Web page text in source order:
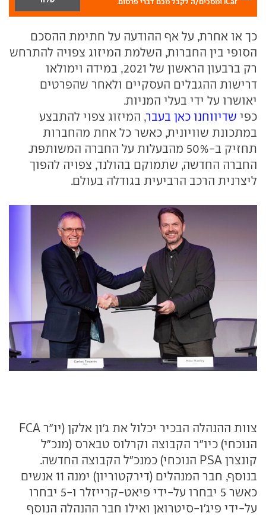
כך או אחרת, על אף ההודעה על חתימת ההסכם
הסופי בין החברות, השלמת המיזוג צפויה להתרחש
רק ברבעון הראשון של 2021, במידה וימולאו
דרישות ההגבלים העסקיים ולאחר שהפרטים
יאושרו על ידי בעלי המניות.
כפי שדיווחנו כאן בעבר, המיזוג צפוי להתבצע
במתכונת שוויונית, כאשר כל אחת מהחברות
תחזיק ב-50% מהבעלות על החברה המשותפת.
החברה החדשה, שתמוקם בהולנד, צפויה להפוך
ליצרנית הרכב הרביעית בגודלה בעולם.
צוות ההנהלה הבכיר יכלול את ג'ון אלקן (יו"ר FCA
הנוכחי) כיו"ר הקבוצה וקרלוס טבארס (מנכ"ל
קונצרן PSA הנוכחי) כמנכ"ל הקבוצה החדשה.
בנוסף, חבר המנהלים (דירקטוריון) ימנה 11 אנשים
כאשר 5 יבחרו על-ידי פיאט-קרייזלר ו-5 יבחרו
על-ידי פיג'ו-סיטרואן ואילו חבר ההנהלה הנוסף